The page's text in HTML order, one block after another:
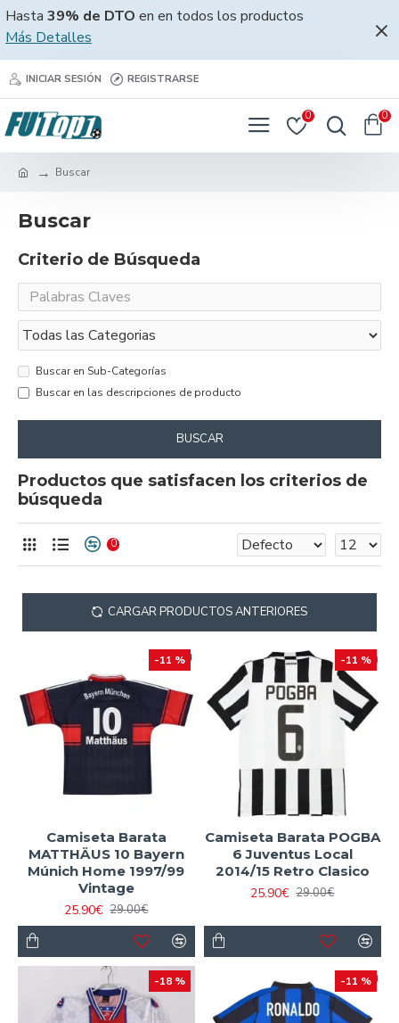
Hasta 39% de DTO en en todos los productos
Más Detalles
INICIAR SESIÓN REGISTRARSE
0 0
Buscar
Buscar
Criterio de Búsqueda
Buscar en Sub-Categorías
Buscar en las descripciones de producto
BUSCAR
Productos que satisfacen los criterios de
búsqueda
0
CARGAR PRODUCTOS ANTERIORES
-11 %
Camiseta Barata
MATTHÄUS 10 Bayern
Múnich Home 1997/99
Vintage
25.90€ 29.00€
-11 %
Camiseta Barata POGBA
6 Juventus Local
2014/15 Retro Clasico
25.90€ 29.00€
-18 % -11 %